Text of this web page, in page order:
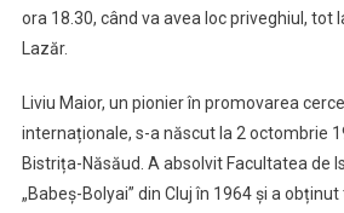
ora 18.30, când va avea loc priveghiul, tot
Lazăr.
Liviu Maior, un pionier în promovarea
internaționale, s-a născut la 2 octombrie
Bistrița-Năsăud. A absolvit Facultatea de
„Babeș-Bolyai” din Cluj în 1964 și a